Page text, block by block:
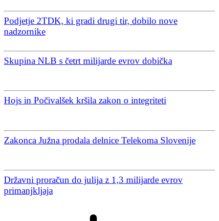
Podjetje 2TDK, ki gradi drugi tir, dobilo nove
nadzornike
Skupina NLB s četrt milijarde evrov dobička
Hojs in Počivalšek kršila zakon o integriteti
Zakonca Južna prodala delnice Telekoma Slovenije
Državni proračun do julija z 1,3 milijarde evrov
primanjkljaja